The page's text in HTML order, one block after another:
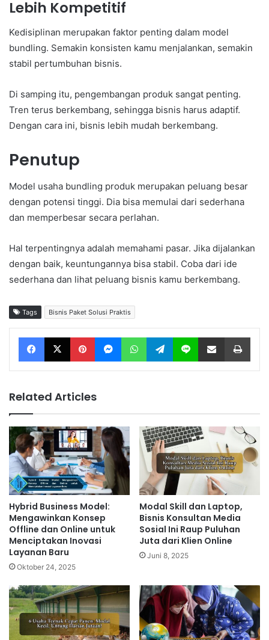
Lebih Kompetitif
Kedisiplinan merupakan faktor penting dalam model
bundling. Semakin konsisten kamu menjalankan, semakin
stabil pertumbuhan bisnis.
Di samping itu, pengembangan produk sangat penting.
Tren terus berkembang, sehingga bisnis harus adaptif.
Dengan cara ini, bisnis lebih mudah berkembang.
Penutup
Model usaha bundling produk merupakan peluang besar
dengan potensi tinggi. Dia bisa memulai dari sederhana
dan memperbesar secara perlahan.
Hal terpentingnya adalah memahami pasar. Jika dijalankan
dengan baik, keuntungannya bisa stabil. Coba dari ide
sederhana dan lihat peluang bisnis kamu berkembang.
Tags Bisnis Paket Solusi Praktis
Facebook X Pinterest Messenger WhatsApp Telegram Line Share via Email
Related Articles
Hybrid Business Model:
Mengawinkan Konsep
Offline dan Online untuk
Menciptakan Inovasi
Layanan Baru
Oktober 24, 2025
Modal Skill dan Laptop,
Bisnis Konsultan Media
Sosial Ini Raup Puluhan
Juta dari Klien Online
Juni 8, 2025